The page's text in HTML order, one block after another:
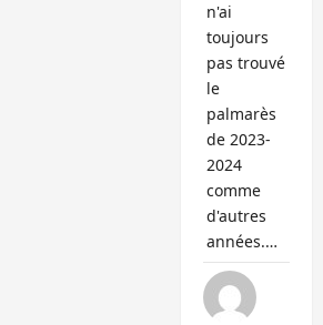
n'ai
toujours
pas trouvé
le
palmarès
de 2023-
2024
comme
d'autres
années.…